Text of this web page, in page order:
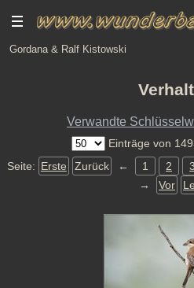
Gordana & Ralf Kistowski
Verwandte
Einträge von
Seite: Erste Zurück ← 1 2 3
→
Vor